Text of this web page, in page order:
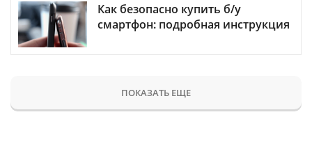
Как безопасно купить б/у
смартфон: подробная инструкция
ПОКАЗАТЬ ЕЩЕ